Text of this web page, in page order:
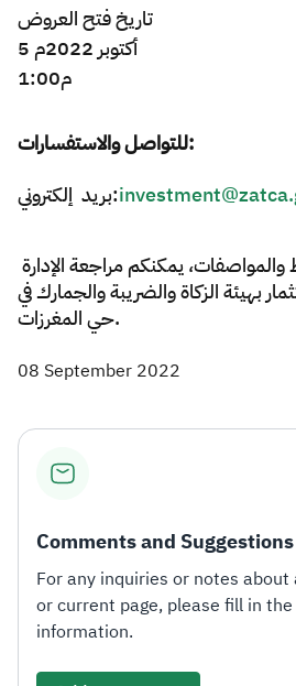
تاريخ فتح العروض
5 أكتوبر 2022م
للتواصل والاستفسارات:
بريد إلكتروني:
بهيئة الزكاة والضريبة والجمارك في
حي المغرزات.​​​​
08 September 2022
Comments and Suggestions
For any inquiries or notes
or current page, please fill in
information.